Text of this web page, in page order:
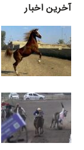
آخرین اخبار